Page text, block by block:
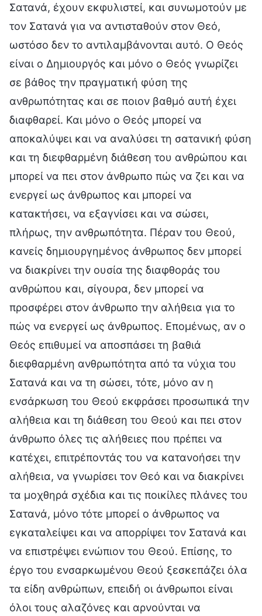
Σατανά, έχουν εκφυλιστεί, και συνωμοτούν με
τον Σατανά για να αντισταθούν στον Θεό,
ωστόσο δεν το αντιλαμβάνονται αυτό. Ο Θεός
είναι ο Δημιουργός και μόνο ο Θεός γνωρίζει
σε βάθος την πραγματική φύση της
ανθρωπότητας και σε ποιον βαθμό αυτή έχει
διαφθαρεί. Και μόνο ο Θεός μπορεί να
αποκαλύψει και να αναλύσει τη σατανική φύση
και τη διεφθαρμένη διάθεση του ανθρώπου και
μπορεί να πει στον άνθρωπο πώς να ζει και να
ενεργεί ως άνθρωπος και μπορεί να
κατακτήσει, να εξαγνίσει και να σώσει,
πλήρως, την ανθρωπότητα. Πέραν του Θεού,
κανείς δημιουργημένος άνθρωπος δεν μπορεί
να διακρίνει την ουσία της διαφθοράς του
ανθρώπου και, σίγουρα, δεν μπορεί να
προσφέρει στον άνθρωπο την αλήθεια για το
πώς να ενεργεί ως άνθρωπος. Επομένως, αν ο
Θεός επιθυμεί να αποσπάσει τη βαθιά
διεφθαρμένη ανθρωπότητα από τα νύχια του
Σατανά και να τη σώσει, τότε, μόνο αν η
ενσάρκωση του Θεού εκφράσει προσωπικά την
αλήθεια και τη διάθεση του Θεού και πει στον
άνθρωπο όλες τις αλήθειες που πρέπει να
κατέχει, επιτρέποντάς του να κατανοήσει την
αλήθεια, να γνωρίσει τον Θεό και να διακρίνει
τα μοχθηρά σχέδια και τις ποικίλες πλάνες του
Σατανά, μόνο τότε μπορεί ο άνθρωπος να
εγκαταλείψει και να απορρίψει τον Σατανά και
να επιστρέψει ενώπιον του Θεού. Επίσης, το
έργο του ενσαρκωμένου Θεού ξεσκεπάζει όλα
τα είδη ανθρώπων, επειδή οι άνθρωποι είναι
όλοι τους αλαζόνες και αρνούνται να